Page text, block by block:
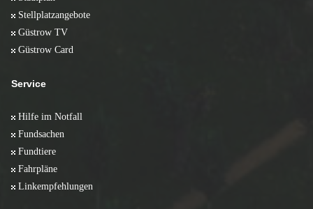
Stellplatzangebote
Güstrow TV
Güstrow Card
Service
Hilfe im Notfall
Fundsachen
Fundtiere
Fahrpläne
Linkempfehlungen